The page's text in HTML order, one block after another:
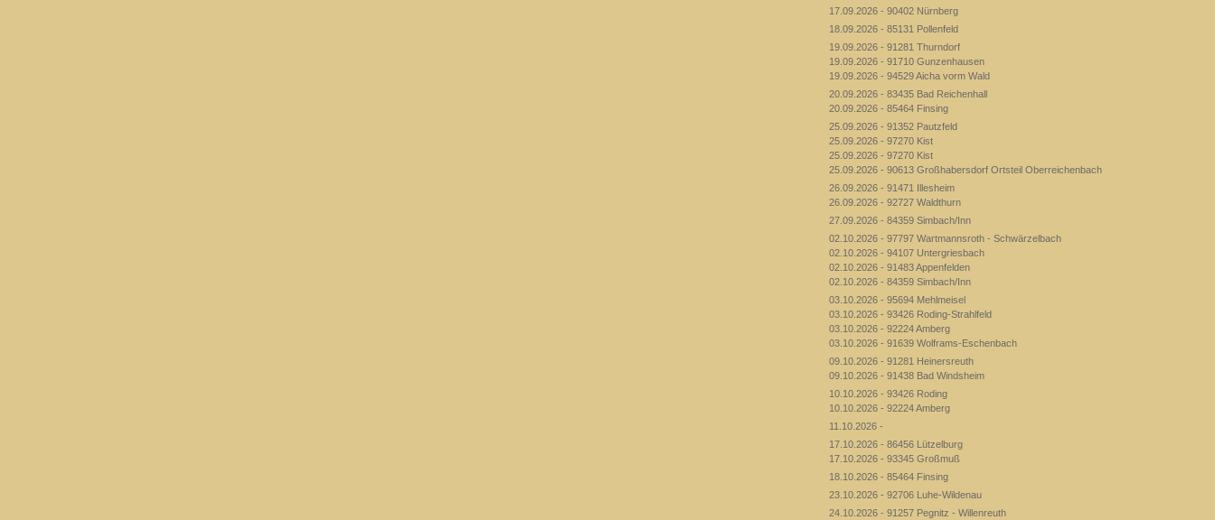
17.09.2026 - 90402 Nürnberg
18.09.2026 - 85131 Pollenfeld
19.09.2026 - 91281 Thurndorf
19.09.2026 - 91710 Gunzenhausen
19.09.2026 - 94529 Aicha vorm Wald
20.09.2026 - 83435 Bad Reichenhall
20.09.2026 - 85464 Finsing
25.09.2026 - 91352 Pautzfeld
25.09.2026 - 97270 Kist
25.09.2026 - 97270 Kist
25.09.2026 - 90613 Großhabersdorf Ortsteil Oberreichenbach
26.09.2026 - 91471 Illesheim
26.09.2026 - 92727 Waldthurn
27.09.2026 - 84359 Simbach/Inn
02.10.2026 - 97797 Wartmannsroth - Schwärzelbach
02.10.2026 - 94107 Untergriesbach
02.10.2026 - 91483 Appenfelden
02.10.2026 - 84359 Simbach/Inn
03.10.2026 - 95694 Mehlmeisel
03.10.2026 - 93426 Roding-Strahlfeld
03.10.2026 - 92224 Amberg
03.10.2026 - 91639 Wolframs-Eschenbach
09.10.2026 - 91281 Heinersreuth
09.10.2026 - 91438 Bad Windsheim
10.10.2026 - 93426 Roding
10.10.2026 - 92224 Amberg
11.10.2026 -
17.10.2026 - 86456 Lützelburg
17.10.2026 - 93345 Großmuß
18.10.2026 - 85464 Finsing
23.10.2026 - 92706 Luhe-Wildenau
24.10.2026 - 91257 Pegnitz - Willenreuth